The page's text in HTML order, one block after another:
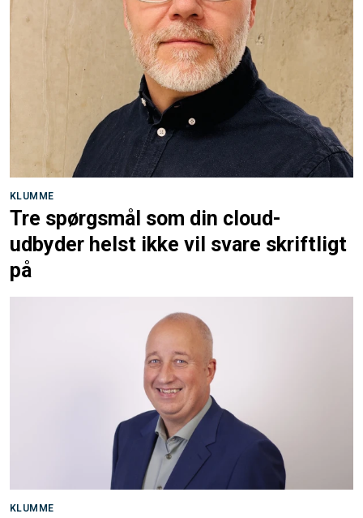
KLUMME
Tre spørgsmål som din cloud-
udbyder helst ikke vil svare skriftligt
på
KLUMME